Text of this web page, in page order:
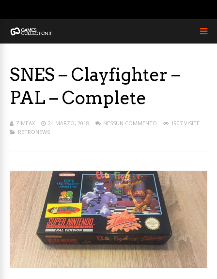
SNES – Clayfighter –
PAL – Complete
ZIMEAX 24 MARZO, 2018 NESSUN COMMENTO
1907 VISITE
RETRONEWS